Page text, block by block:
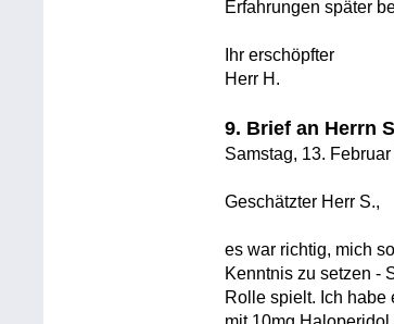
Erfahrungen später
Ihr erschöpfter
Herr H.
9. Brief an Herrn
Samstag, 13.
Geschätzter Herr S.,
es war richtig, mich
Kenntnis zu setzen -
Rolle spielt. Ich habe